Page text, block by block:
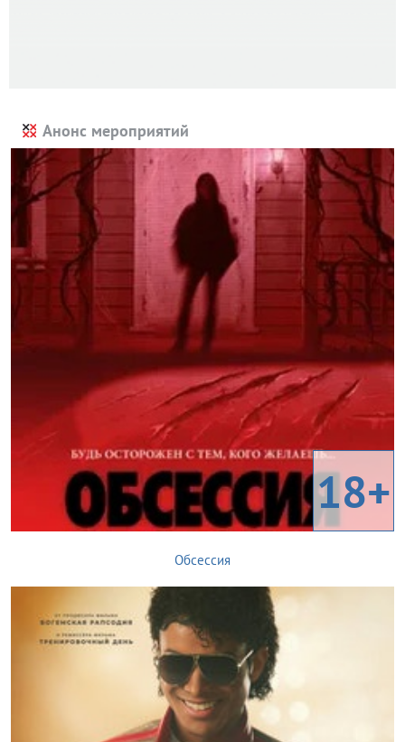
Анонс мероприятий
18+
Обсессия